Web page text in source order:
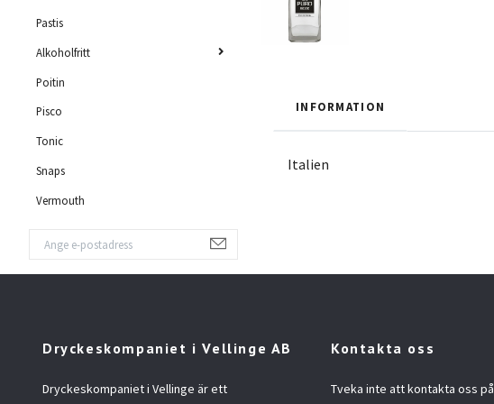
Pastis
Alkoholfritt
Poitin
Pisco
Tonic
Snaps
Vermouth
INFORMATION
Italien
Dryckeskompaniet i Vellinge AB
Dryckeskompaniet i Vellinge är ett
Kontakta oss
Tveka inte att kontakta oss på